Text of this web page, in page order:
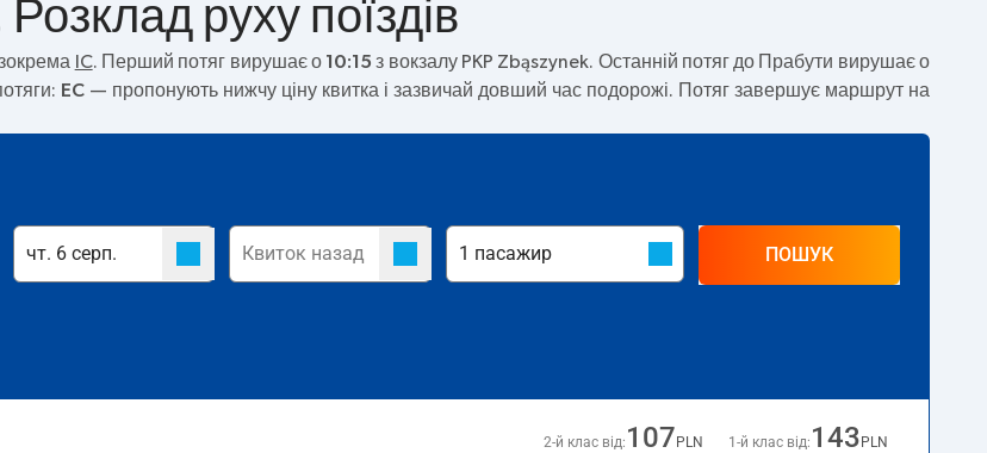
руху поїздів
IC. Перший потяг вирушає о 10:15 з вокзалу PKP Zbąszynek. Останній потяг до Прабути вирушає о
EC — пропонують нижчу ціну квитка і зазвичай довший час подорожі. Потяг завершує маршрут на
ПОШУК
2-й клас від: 107 PLN 1-й клас від: 143 PLN